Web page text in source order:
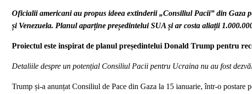
Oficialii americani au propus ideea extinderii „Consiliul Pacii” din Gaza
și Venezuela. Planul aparține președintelui SUA și ar costa aliații
Proiectul este inspirat de planul președintelui Donald Trump pentru
Detaliile despre un potențial Consiliul Pacii pentru Ucraina nu au fost
Trump și-a anunțat Consiliul de Pace din Gaza la 15 ianuarie, într-o